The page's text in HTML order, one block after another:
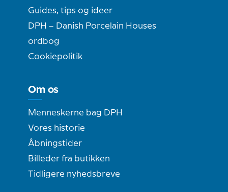
Guides, tips og ideer
DPH – Danish Porcelain Houses
ordbog
Cookiepolitik
Om os
Menneskerne bag DPH
Vores historie
Åbningstider
Billeder fra butikken
Tidligere nyhedsbreve